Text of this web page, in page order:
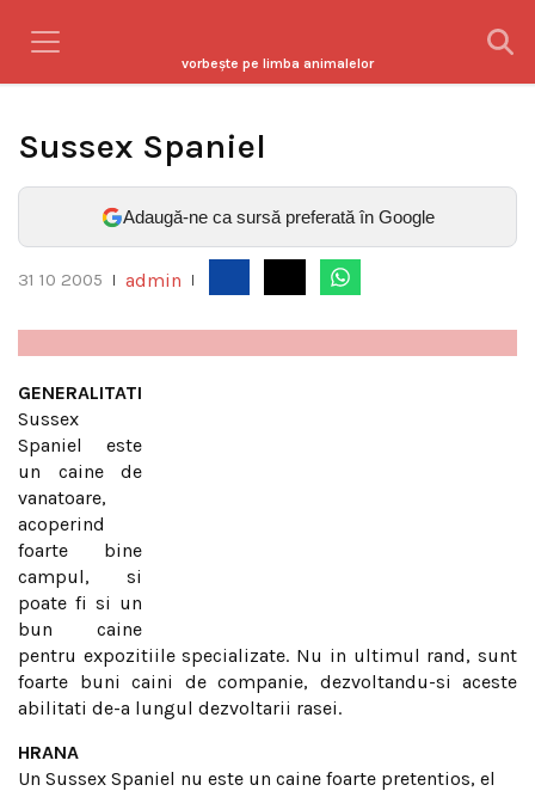
vorbeşte pe limba animalelor
Sussex Spaniel
Adaugă-ne ca sursă preferată în Google
31 10 2005 admin
GENERALITATI
Sussex
Spaniel este
un caine de
vanatoare,
acoperind
foarte bine
campul, si
poate fi si un
bun caine
pentru expozitiile specializate. Nu in ultimul rand, sunt
foarte buni caini de companie, dezvoltandu-si aceste
abilitati de-a lungul dezvoltarii rasei.
HRANA
Un Sussex Spaniel nu este un caine foarte pretentios, el